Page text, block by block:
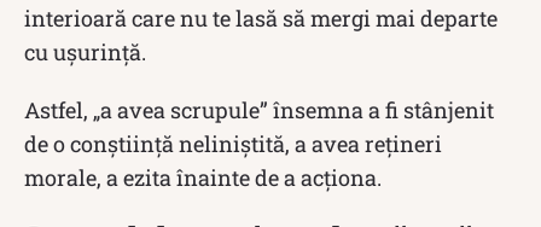
interioară care nu te lasă să mergi mai departe
cu ușurință.
Astfel, „a avea scrupule” însemna a fi stânjenit
de o conștiință neliniștită, a avea rețineri
morale, a ezita înainte de a acționa.